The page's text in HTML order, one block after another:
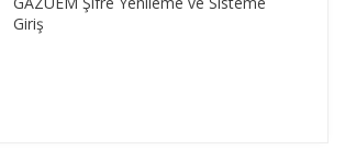
Giriş